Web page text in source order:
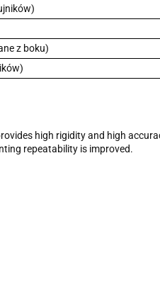
z boku)
high rigidity and high
repeatability is improved.